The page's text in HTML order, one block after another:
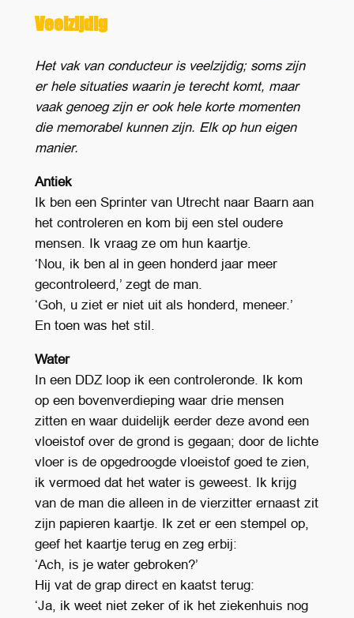
Veelzijdig
Het vak van conducteur is veelzijdig; soms zijn
er hele situaties waarin je terecht komt, maar
vaak genoeg zijn er ook hele korte momenten
die memorabel kunnen zijn. Elk op hun eigen
manier.
Antiek
Ik ben een Sprinter van Utrecht naar Baarn aan
het controleren en kom bij een stel oudere
mensen. Ik vraag ze om hun kaartje.
‘Nou, ik ben al in geen honderd jaar meer
gecontroleerd,’ zegt de man.
‘Goh, u ziet er niet uit als honderd, meneer.’
En toen was het stil.
Water
In een DDZ loop ik een controleronde. Ik kom
op een bovenverdieping waar drie mensen
zitten en waar duidelijk eerder deze avond een
vloeistof over de grond is gegaan; door de lichte
vloer is de opgedroogde vloeistof goed te zien,
ik vermoed dat het water is geweest. Ik krijg
van de man die alleen in de vierzitter ernaast zit
zijn papieren kaartje. Ik zet er een stempel op,
geef het kaartje terug en zeg erbij:
‘Ach, is je water gebroken?’
Hij vat de grap direct en kaatst terug:
‘Ja, ik weet niet zeker of ik het ziekenhuis nog